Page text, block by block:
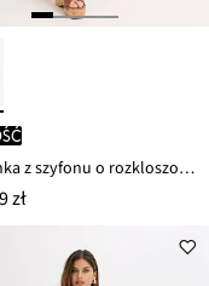
Sukienka z szyfonu o rozkloszowanym kroju
zł